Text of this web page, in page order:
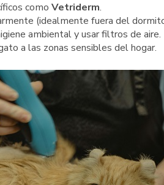
como Vetriderm.
(idealmente fuera del
ambiental y usar filtros de aire.
a las zonas sensibles del hogar.